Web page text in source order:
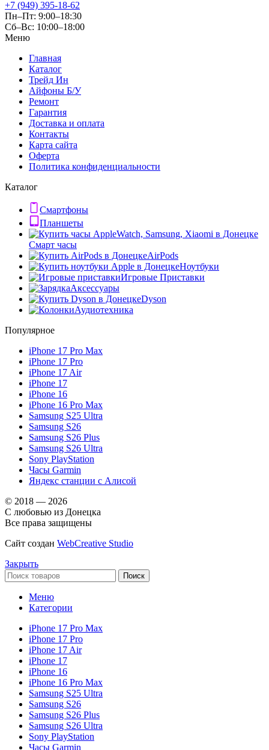
+7 (949) 395-18-62
Пн–Пт: 9:00–18:30
Сб–Вс: 10:00–18:00
Меню
Главная
Каталог
Трейд Ин
Айфоны Б/У
Ремонт
Гарантия
Доставка и оплата
Контакты
Карта сайта
Оферта
Политика конфиденциальности
Каталог
Смартфоны
Планшеты
Смарт часы
AirPods
Ноутбуки
Игровые Приставки
Аксессуары
Dyson
Аудиотехника
Популярное
iPhone 17 Pro Max
iPhone 17 Pro
iPhone 17 Air
iPhone 17
iPhone 16
iPhone 16 Pro Max
Samsung S25 Ultra
Samsung S26
Samsung S26 Plus
Samsung S26 Ultra
Sony PlayStation
Часы Garmin
Яндекс станции с Алисой
© 2018 — 2026
С любовью из Донецка
Все права защищены
Сайт создан WebCreative Studio
Закрыть
Поиск
Меню
Категории
iPhone 17 Pro Max
iPhone 17 Pro
iPhone 17 Air
iPhone 17
iPhone 16
iPhone 16 Pro Max
Samsung S25 Ultra
Samsung S26
Samsung S26 Plus
Samsung S26 Ultra
Sony PlayStation
Часы Garmin